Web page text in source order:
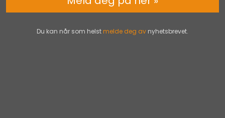
Du kan når som helst melde deg av nyhetsbrevet.